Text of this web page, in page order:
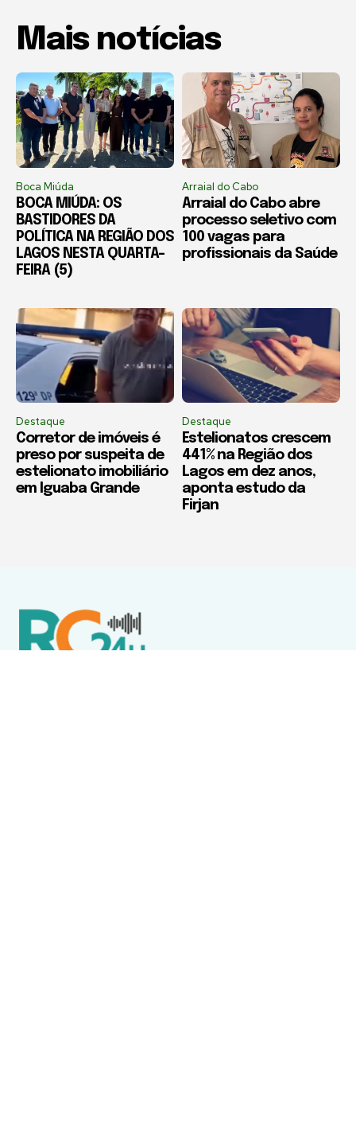
Mais notícias
Boca Miúda
BOCA MIÚDA: OS
BASTIDORES DA
POLÍTICA NA REGIÃO DOS
LAGOS NESTA QUARTA-
FEIRA (5)
Arraial do Cabo
Arraial do Cabo abre
processo seletivo com
100 vagas para
profissionais da Saúde
Destaque
Corretor de imóveis é
preso por suspeita de
estelionato imobiliário
em Iguaba Grande
Destaque
Estelionatos crescem
441% na Região dos
Lagos em dez anos,
aponta estudo da
Firjan